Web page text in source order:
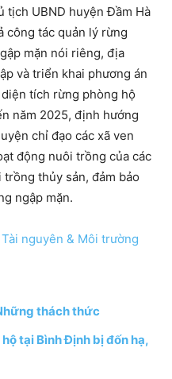
tịch UBND huyện Đầm Hà
công tác quản lý rừng
mặn nói riêng, địa
và triển khai phương án
tích rừng phòng hộ
năm 2025, định hướng
chỉ đạo các xã ven
động nuôi trồng của các
thủy sản, đảm bảo
ngập mặn.
nguyên & Môi trường
thách thức
tại Bình Định bị đốn hạ,